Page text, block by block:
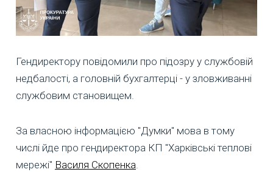
Гендиректору повідомили про підозру у службовій
недбалості, а головній бухгалтерці - у зловживанні
службовим становищем.
За власною інформацією "Думки" мова в тому
числі йде про гендиректора КП "Харківські теплові
мережі" Василя Скопенка